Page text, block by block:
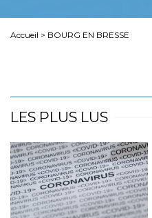
Accueil > BOURG EN BRESSE
LES PLUS LUS